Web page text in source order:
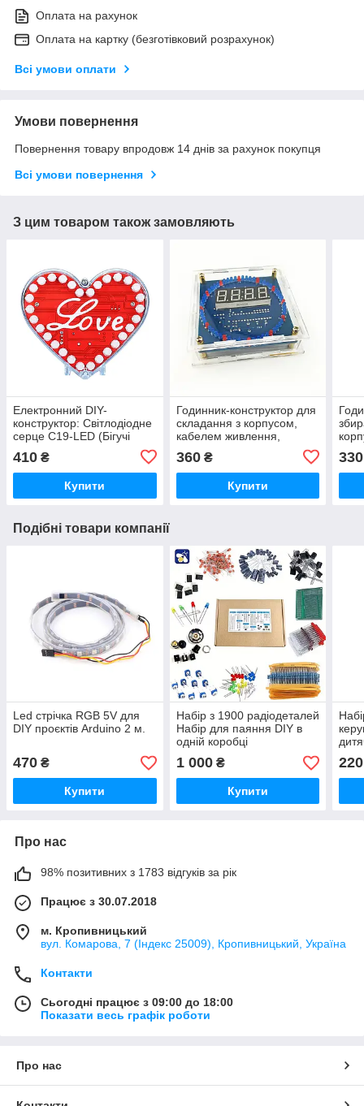
Оплата на рахунок
Оплата на картку (безготівковий розрахунок)
Всі умови оплати
Умови повернення
Повернення товару впродовж 14 днів за рахунок покупця
Всі умови повернення
З цим товаром також замовляють
Електронний DIY-
конструктор: Світлодіодне
серце C19-LED (Бігучі
410 ₴
Купити
Годинник-конструктор для
складання з корпусом,
кабелем живлення,
360₴
Купити
330
Подібні товари компанії
Led стрічка RGB 5V для
DIY проєктів Arduino 2 м.
470 ₴
Купити
Набір з 1900 радіодеталей
Набір для паяння DIY в
одній коробці
1 000₴
Купити
220
Про нас
98% позитивних з 1783 відгуків за рік
Працює з 30.07.2018
м. Кропивницький
вул. Комарова, 7 (Індекс 25009), Кропивницький, Україна
Контакти
Сьогодні працює з 09:00 до 18:00
Показати весь графік роботи
Про нас